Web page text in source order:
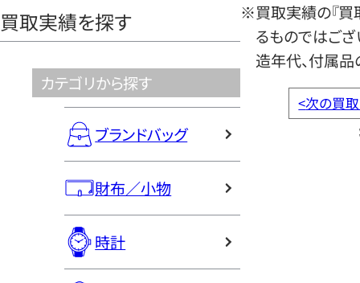
買取実績を探す
カテゴリから探す
ブランドバッグ
財布／小物
時計
※買取実績の『買
るものではござ
造年代、付属品
<次の買